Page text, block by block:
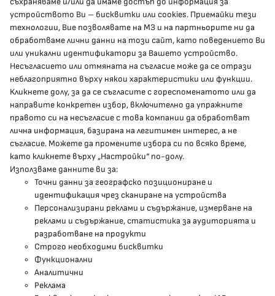
гр.София, 1000, пл. „Света Неделя“ №5
delovodstvo@mh.government.bg
presscenter@mh.government.bg
МЗ В СОЦИАЛНИТЕ МРЕЖИ
Facebook страница
Instragram профил
YouTube канал
Threads профил
Карта на сайта
Бисквитки
устройството Ви – бисквитки или cookies. Приемайки тези
технологии, Вие позволявате на МЗ и на партньорите ни да
обработваме лични данни на този сайт, като поведението Ви
или уникални идентификатори за Вашето устройство.
Несъгласието или отмяната на съгласие може да се отрази
неблагоприятно върху някои характеристики или функции.
Кликнете долу, за да се съгласите с гореспоменатото или да
направите конкретен избор, включително да упражните
правото си на несъгласие с това компании да обработват
лична информация, базирана на легитимен интерес, а не
съгласие. Можете да промените избора си по всяко време,
като кликнете върху „Настройки“ по-долу.
Използваме данните ви за:
Точни данни за географско позициониране и
идентификация чрез сканиране на устройства
Персонализирани реклами и съдържание, измерване на
реклами и съдържание, статистика за аудиторията и
разработване на продукти
Строго необходими бисквитки
Функционални
Аналитични
Реклама